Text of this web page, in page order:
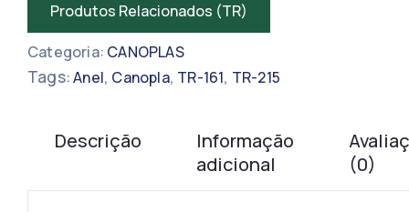
Produtos Relacionados (TR)
Categoria: CANOPLAS
Tags:Anel, Canopla, TR-161, TR-215
Descrição
Informação
adicional
(0)